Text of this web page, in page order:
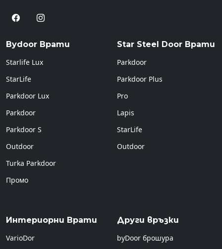
Bydoor Врати
Starlife Lux
StarLife
Parkdoor Lux
Parkdoor
Parkdoor S
Outdoor
Turka Parkdoor
Промо
Star Steel Door Врати
Parkdoor
Parkdoor Plus
Pro
Lapis
StarLife
Outdoor
Интериорни Врати
VarioDor
Други връзки
byDoor брошура